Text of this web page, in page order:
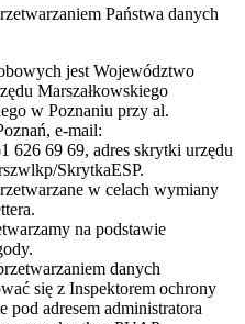
Państwa danych
jest Województwo
Marszałkowskiego
w Poznaniu przy al.
e-mail:
626 69 69, adres skrytki urzędu
SkrytkaESP.
w celach wymiany
na podstawie
danych
się z Inspektorem ochrony
adresem administratora